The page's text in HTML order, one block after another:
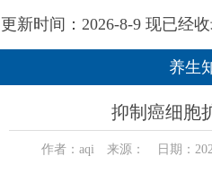
更新时间：2026-8-9 现已经
长沙秘境
养生
抑制癌细胞
作者：aqi 来源： 日期：